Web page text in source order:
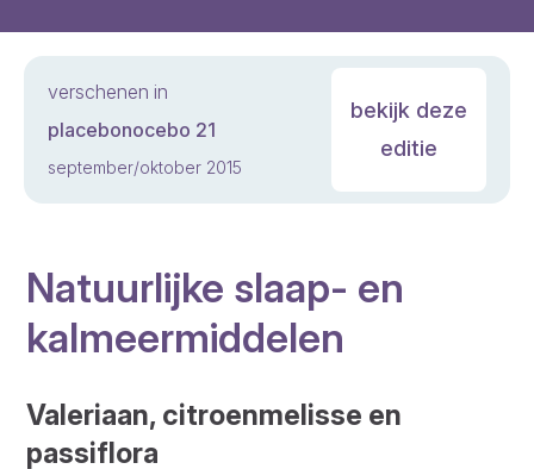
verschenen in
placebonocebo 21
september/oktober 2015
bekijk deze
editie
Natuurlijke slaap- en
kalmeermiddelen
Valeriaan, citroenmelisse en
passiflora